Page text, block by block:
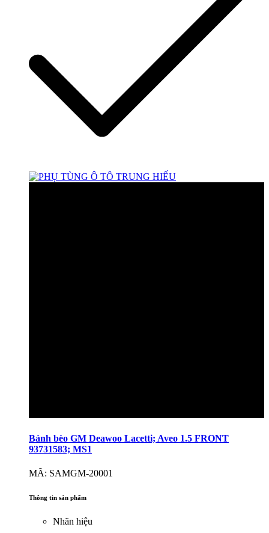
Bánh bèo GM Deawoo Lacetti; Aveo 1.5 FRONT
93731583; MS1
MÃ: SAMGM-20001
Thông tin sản phẩm
Nhãn hiệu